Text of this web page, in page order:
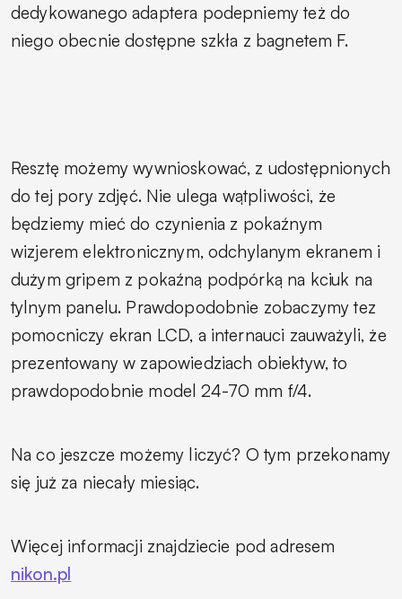
dedykowanego adaptera podepniemy też do
niego obecnie dostępne szkła z bagnetem F.
Resztę możemy wywnioskować, z udostępnionych
do tej pory zdjęć. Nie ulega wątpliwości, że
będziemy mieć do czynienia z pokaźnym
wizjerem elektronicznym, odchylanym ekranem i
dużym gripem z pokaźną podpórką na kciuk na
tylnym panelu. Prawdopodobnie zobaczymy tez
pomocniczy ekran LCD, a internauci zauważyli, że
prezentowany w zapowiedziach obiektyw, to
prawdopodobnie model 24-70 mm f/4.
Na co jeszcze możemy liczyć? O tym przekonamy
się już za niecały miesiąc.
Więcej informacji znajdziecie pod adresem
nikon.pl